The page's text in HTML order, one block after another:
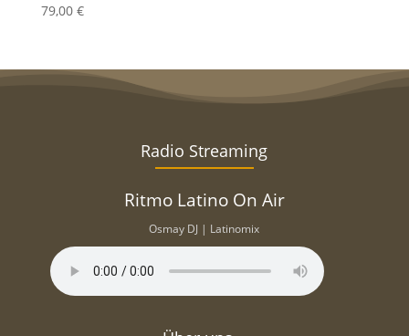
79,00 €
Radio Streaming
Ritmo Latino On Air
Osmay DJ | Latinomix